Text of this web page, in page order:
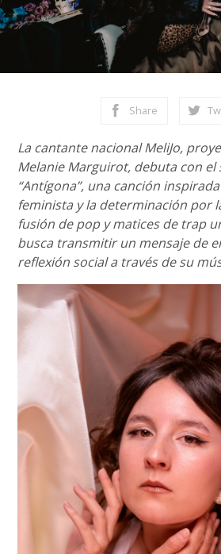
Share
La cantante nacional MeliJo,
Melanie Marguirot, debuta con
“Antígona”, una canción
feminista y la determinación por
fusión de pop y matices de trap
busca transmitir un mensaje de
reflexión social a través de su